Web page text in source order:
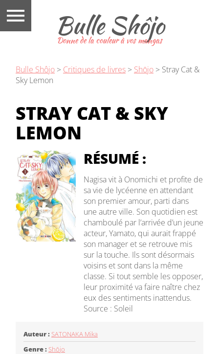
Bulle Shôjo
Donne de la couleur à vos mangas
Bulle Shôjo > Critiques de livres > Shōjo > Stray Cat &
Sky Lemon
STRAY CAT & SKY
LEMON
RÉSUMÉ :
Nagisa vit à Onomichi et profite de
sa vie de lycéenne en attendant
son premier amour, parti dans
une autre ville. Son quotidien est
chamboulé par l’arrivée d’un jeune
acteur, Yamato, qui aurait frappé
son manager et se retrouve mis
sur la touche. Ils sont désormais
voisins et sont dans la même
classe. Si tout semble les opposer,
leur proximité va faire naître chez
eux des sentiments inattendus.
Source : Soleil
Auteur : SATONAKA Mika
Genre : Shōjo